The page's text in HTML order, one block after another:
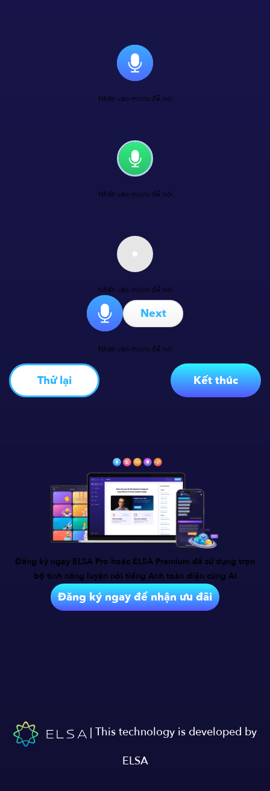
Nhấn vào micro để nói
Nhấn vào micro để nói
Nhấn vào micro để nói
Next
Nhấn vào micro để nói
Thử lại Kết thúc
Đăng ký ngay ELSA Pro hoặc ELSA Premium để sử dụng trọn
bộ tính năng luyện nói tiếng Anh toàn diện cùng AI
Đăng ký ngay để nhận ưu đãi
| This technology is developed by
ELSA